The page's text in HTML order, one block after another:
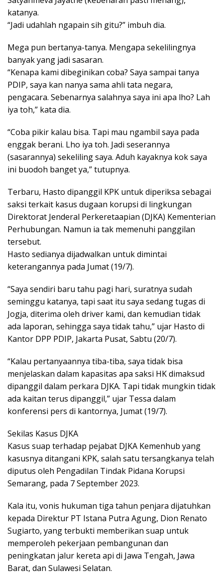
katanya.
“Jadi udahlah ngapain sih gitu?” imbuh dia.
Mega pun bertanya-tanya. Mengapa sekelilingnya
banyak yang jadi sasaran.
“Kenapa kami dibeginikan coba? Saya sampai tanya
PDIP, saya kan nanya sama ahli tata negara,
pengacara. Sebenarnya salahnya saya ini apa lho? Lah
iya toh,” kata dia.
“Coba pikir kalau bisa. Tapi mau ngambil saya pada
enggak berani. Lho iya toh. Jadi seserannya
(sasarannya) sekeliling saya. Aduh kayaknya kok saya
ini buodoh banget ya,” tutupnya.
Terbaru, Hasto dipanggil KPK untuk diperiksa sebagai
saksi terkait kasus dugaan korupsi di lingkungan
Direktorat Jenderal Perkeretaapian (DJKA) Kementerian
Perhubungan. Namun ia tak memenuhi panggilan
tersebut.
Hasto sedianya dijadwalkan untuk dimintai
keterangannya pada Jumat (19/7).
“Saya sendiri baru tahu pagi hari, suratnya sudah
seminggu katanya, tapi saat itu saya sedang tugas di
Jogja, diterima oleh driver kami, dan kemudian tidak
ada laporan, sehingga saya tidak tahu,” ujar Hasto di
Kantor DPP PDIP, Jakarta Pusat, Sabtu (20/7).
“Kalau pertanyaannya tiba-tiba, saya tidak bisa
menjelaskan dalam kapasitas apa saksi HK dimaksud
dipanggil dalam perkara DJKA. Tapi tidak mungkin tidak
ada kaitan terus dipanggil,” ujar Tessa dalam
konferensi pers di kantornya, Jumat (19/7).
Sekilas Kasus DJKA
Kasus suap terhadap pejabat DJKA Kemenhub yang
kasusnya ditangani KPK, salah satu tersangkanya telah
diputus oleh Pengadilan Tindak Pidana Korupsi
Semarang, pada 7 September 2023.
Kala itu, vonis hukuman tiga tahun penjara dijatuhkan
kepada Direktur PT Istana Putra Agung, Dion Renato
Sugiarto, yang terbukti memberikan suap untuk
memperoleh pekerjaan pembangunan dan
peningkatan jalur kereta api di Jawa Tengah, Jawa
Barat, dan Sulawesi Selatan.